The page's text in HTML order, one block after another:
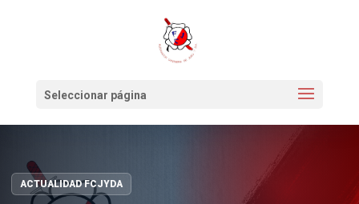
Seleccionar página
ACTUALIDAD FCJYDA